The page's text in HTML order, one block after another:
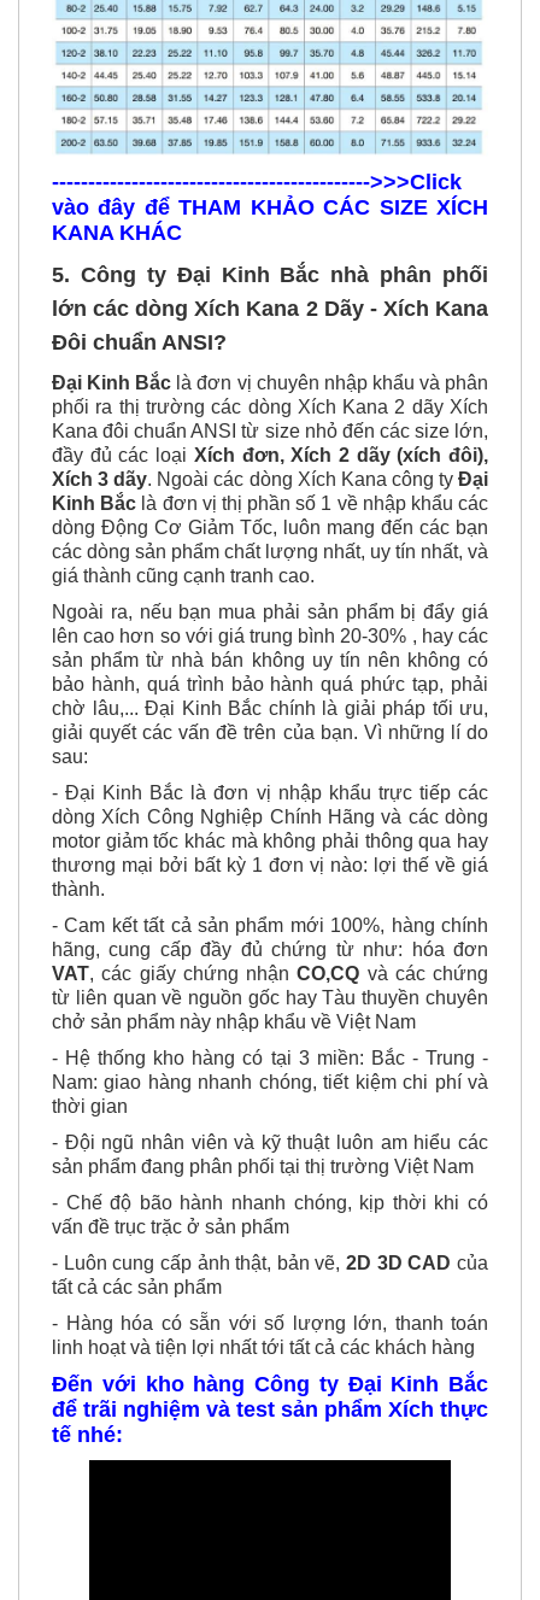
-------------------------------------------->>>Click
vào đây để THAM KHẢO CÁC SIZE XÍCH
KANA KHÁC
5. Công ty Đại Kinh Bắc nhà phân phối
lớn các dòng Xích Kana 2 Dãy - Xích Kana
Đôi chuẩn ANSI?
Đại Kinh Bắclà đơn vị chuyên nhập khẩu và phân
phối ra thị trường các dòng Xích Kana 2 dãy Xích
Kana đôi chuẩn ANSI từ size nhỏ đến các size lớn,
đầy đủ các loạiXích đơn, Xích 2 dãy (xích đôi),
Xích 3 dãy. Ngoài các dòng Xích Kana công tyĐại
Kinh Bắclà đơn vị thị phần số 1 về nhập khẩu các
dòng Động Cơ Giảm Tốc, luôn mang đến các bạn
các dòng sản phẩm chất lượng nhất, uy tín nhất, và
giá thành cũng cạnh tranh cao.
Ngoài ra, nếu bạn mua phải sản phẩm bị đẩy giá
lên cao hơn so với giá trung bình 20-30% , hay các
sản phẩm từ nhà bán không uy tín nên không có
bảo hành, quá trình bảo hành quá phức tạp, phải
chờ lâu,... Đại Kinh Bắc chính là giải pháp tối ưu,
giải quyết các vấn đề trên của bạn. Vì những lí do
sau:
- Đại Kinh Bắc là đơn vị nhập khẩu trực tiếp các
dòng Xích Công Nghiệp Chính Hãng và các dòng
motor giảm tốc khác mà không phải thông qua hay
thương mại bởi bất kỳ 1 đơn vị nào: lợi thế về giá
thành.
- Cam kết tất cả sản phẩm mới 100%, hàng chính
hãng, cung cấp đầy đủ chứng từ như: hóa đơn
VAT, các giấy chứng nhậnCO,CQ và các chứng
từ liên quan về nguồn gốc hay Tàu thuyền chuyên
chở sản phẩm này nhập khẩu về Việt Nam
- Hệ thống kho hàng có tại 3 miền: Bắc - Trung -
Nam: giao hàng nhanh chóng, tiết kiệm chi phí và
thời gian
- Đội ngũ nhân viên và kỹ thuật luôn am hiểu các
sản phẩm đang phân phối tại thị trường Việt Nam
- Chế độ bão hành nhanh chóng, kịp thời khi có
vấn đề trục trặc ở sản phẩm
- Luôn cung cấp ảnh thật, bản vẽ,
tất cả các sản phẩm
- Hàng hóa có sẵn với số lượng lớn, thanh toán
linh hoạt và tiện lợi nhất tới tất cả các khách hàng
Đến với kho hàng Công ty Đại Kinh Bắc
để trãi nghiệm và test sản phẩm Xích thực
tế nhé: